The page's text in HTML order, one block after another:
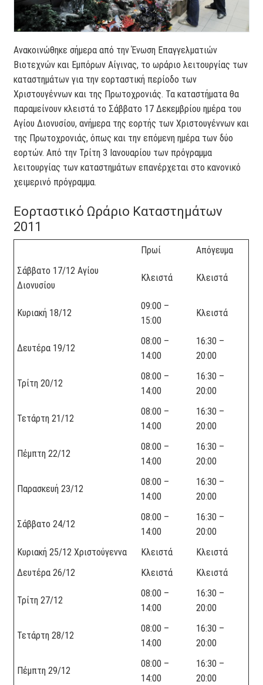
Ανακοινώθηκε σήμερα από την Ένωση Επαγγελματιών
Βιοτεχνών και Εμπόρων Αίγινας, το ωράριο λειτουργίας των
καταστημάτων για την εορταστική περίοδο των
Χριστουγέννων και της Πρωτοχρονιάς. Τα καταστήματα θα
παραμείνουν κλειστά το Σάββατο 17 Δεκεμβρίου ημέρα του
Αγίου Διονυσίου, ανήμερα της εορτής των Χριστουγέννων και
της Πρωτοχρονιάς, όπως και την επόμενη ημέρα των δύο
εορτών. Από την Τρίτη 3 Ιανουαρίου των πρόγραμμα
λειτουργίας των καταστημάτων επανέρχεται στο κανονικό
χειμερινό πρόγραμμα.
Εορταστικό Ωράριο Καταστημάτων
2011
Πρωί
Απόγευμα
Σάββατο 17/12 Αγίου
Διονυσίου
Κλειστά Κλειστά
Κυριακή 18/12
09:00 –
15:00
Κλειστά
Δευτέρα 19/12
08:00 –
14:00
16:30 –
20:00
Τρίτη 20/12
08:00 –
14:00
16:30 –
20:00
Τετάρτη 21/12
08:00 –
14:00
16:30 –
20:00
Πέμπτη 22/12
08:00 –
14:00
16:30 –
20:00
Παρασκευή 23/12
08:00 –
14:00
16:30 –
20:00
Σάββατο 24/12
08:00 –
14:00
16:30 –
20:00
Κυριακή 25/12 Χριστούγεννα
Κλειστά
Κλειστά
Δευτέρα 26/12
Κλειστά Κλειστά
Τρίτη 27/12
08:00 –
14:00
16:30 –
20:00
Τετάρτη 28/12
08:00 –
14:00
16:30 –
20:00
Πέμπτη 29/12
08:00 –
14:00
16:30 –
20:00